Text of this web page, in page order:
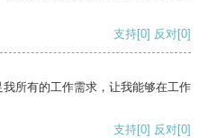
支持[0] 反对[0]
所有的工作需求，让我能够在工作
支持[0] 反对[0]